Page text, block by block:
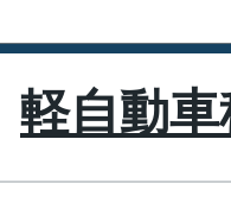
軽自動車